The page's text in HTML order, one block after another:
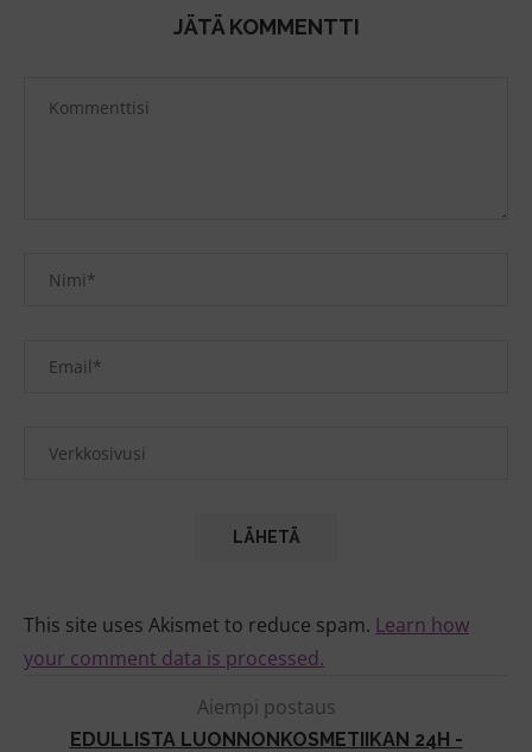
JÄTÄ KOMMENTTI
This site uses Akismet to reduce spam. Learn how
your comment data is processed.
Aiempi postaus
EDULLISTA LUONNONKOSMETIIKAN 24H -